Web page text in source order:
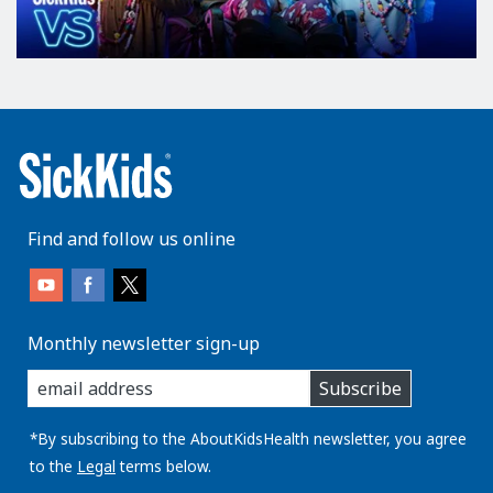
Find and follow us online
Monthly newsletter sign-up
enter
you
email
address:
Subscribe
*By subscribing to the AboutKidsHealth newsletter, you agree
to the Legal terms below.